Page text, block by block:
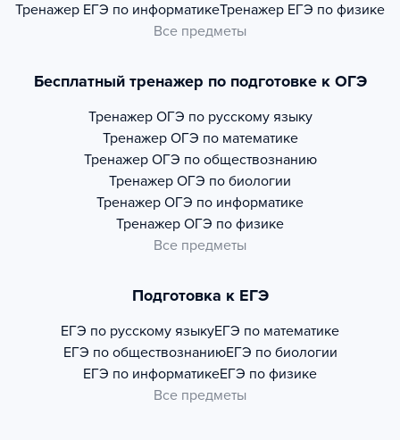
Тренажер ЕГЭ по информатикеТренажер ЕГЭ по физике
Все предметы
Бесплатный тренажер по подготовке к ОГЭ
Тренажер ОГЭ по русскому языку
Тренажер ОГЭ по математике
Тренажер ОГЭ по обществознанию
Тренажер ОГЭ по биологии
Тренажер ОГЭ по информатике
Тренажер ОГЭ по физике
Все предметы
Подготовка к ЕГЭ
ЕГЭ по русскому языкуЕГЭ по математике
ЕГЭ по обществознаниюЕГЭ по биологии
ЕГЭ по информатикеЕГЭ по физике
Все предметы